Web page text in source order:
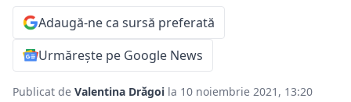
Adaugă-ne ca sursă preferată
Urmărește pe Google News
Publicat de Valentina Drăgoi la 10 noiembrie 2021, 13:20